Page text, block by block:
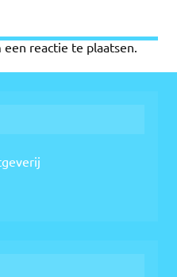
een reactie te plaatsen.